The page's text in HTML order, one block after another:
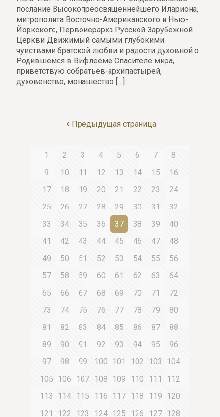
послание Высокопреосвященнейшего Илариона,
митрополита Восточно-Американского и Нью-
Йоркского, Первоиерарха Русской Зарубежной
Церкви Движимый самыми глубокими
чувствами братской любви и радости духовной о
Родившемся в Вифлееме Спасителе мира,
приветствую собратьев-архипастырей,
духовенство, монашество […]
Предыдущая страница
1 2 3 4 5 6 7
8
9
10 11 12 13 14 15
16
17
18 19 20 21 22 23
24
25
26 27 28 29 30 31
32
33
34 35 36 37 38 39
40
41
42 43 44 45 46 47
48
49
50 51 52 53 54 55
56
57
58 59 60 61 62 63
64
65
66 67 68 69 70 71
72
73
74 75 76 77 78 79
80
81
82 83 84 85 86 87
88
89
90 91 92 93 94 95
96
97
98 99 100 101 102 103
104
105
106 107 108 109 110 111
112
113
114 115 116 117 118 119
120
121
122 123 124 125 126 127 128